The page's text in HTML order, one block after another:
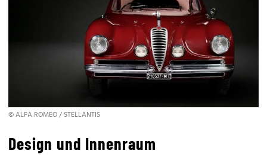
© ALFA ROMEO / STELLANTIS
Design und Innenraum